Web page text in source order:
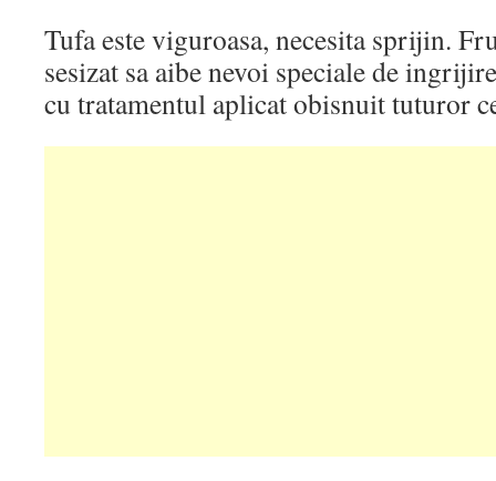
Tufa este viguroasa, necesita sprijin.
sesizat sa aibe nevoi speciale de
cu tratamentul aplicat obisnuit tuturor